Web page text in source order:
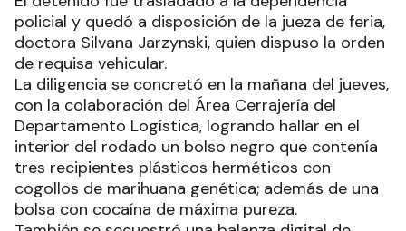
policial y quedó a disposición de la jueza de feria,
doctora Silvana Jarzynski, quien dispuso la orden
de requisa vehicular.
La diligencia se concretó en la mañana del jueves,
con la colaboración del Área Cerrajería del
Departamento Logística, logrando hallar en el
interior del rodado un bolso negro que contenía
tres recipientes plásticos herméticos con
cogollos de marihuana genética; además de una
bolsa con cocaína de máxima pureza.